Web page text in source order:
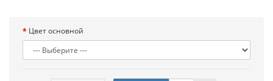
Цвет основной